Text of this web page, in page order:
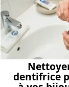
dentifrice